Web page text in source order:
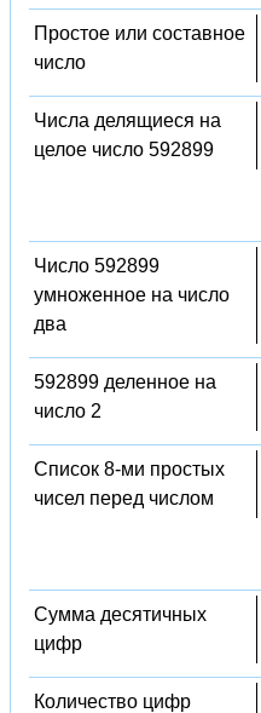
Простое или составное
число
Числа делящиеся на
целое число 592899
Число 592899
умноженное на число
два
592899 деленное на
число 2
Список 8-ми простых
чисел перед числом
Сумма десятичных
цифр
Количество цифр